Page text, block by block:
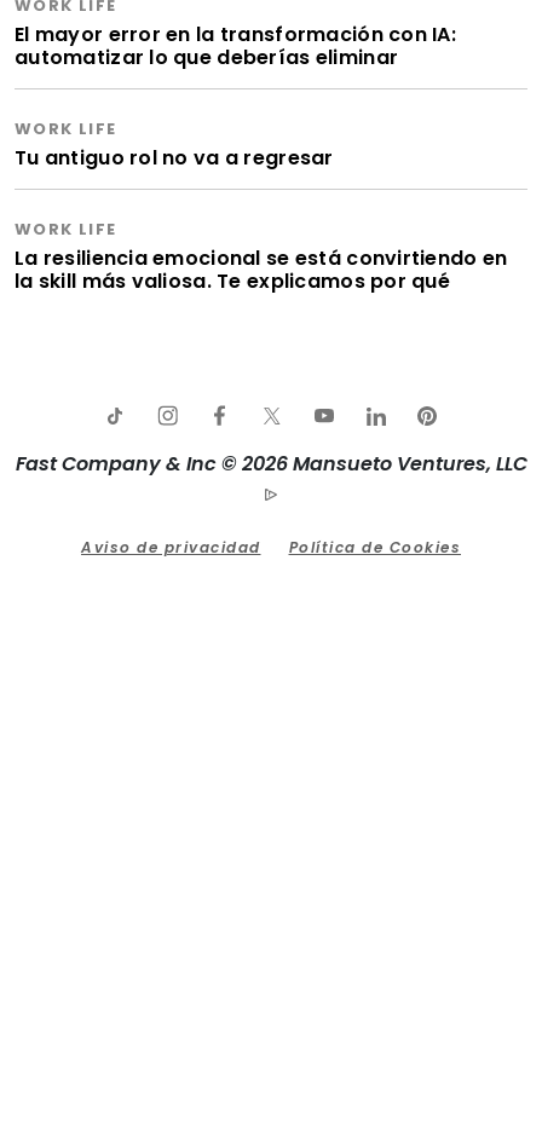
WORK LIFE
El mayor error en la transformación con IA:
automatizar lo que deberías eliminar
WORK LIFE
Tu antiguo rol no va a regresar
WORK LIFE
La resiliencia emocional se está convirtiendo en
la skill más valiosa. Te explicamos por qué
Fast Company & Inc © 2026 Mansueto Ventures, LLC
Aviso de privacidad Política de Cookies